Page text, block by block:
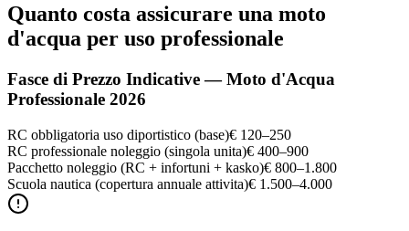
Quanto costa assicurare una moto
d'acqua per uso professionale
Fasce di Prezzo Indicative — Moto d'Acqua
Professionale 2026
RC obbligatoria uso diportistico (base)€ 120–250
RC professionale noleggio (singola unita)€ 400–900
Pacchetto noleggio (RC + infortuni + kasko)€ 800–1.800
Scuola nautica (copertura annuale attivita)€ 1.500–4.000